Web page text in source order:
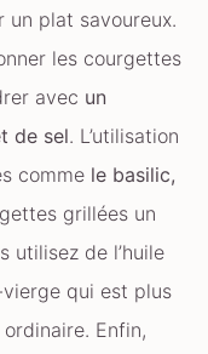
plat savoureux.
les courgettes
avec un
de sel. L’utilisation
comme le basilic,
grillées un
utilisez de l’huile
vierge qui est plus
Enfin,